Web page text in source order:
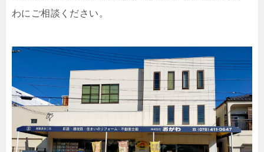
わにご相談ください。